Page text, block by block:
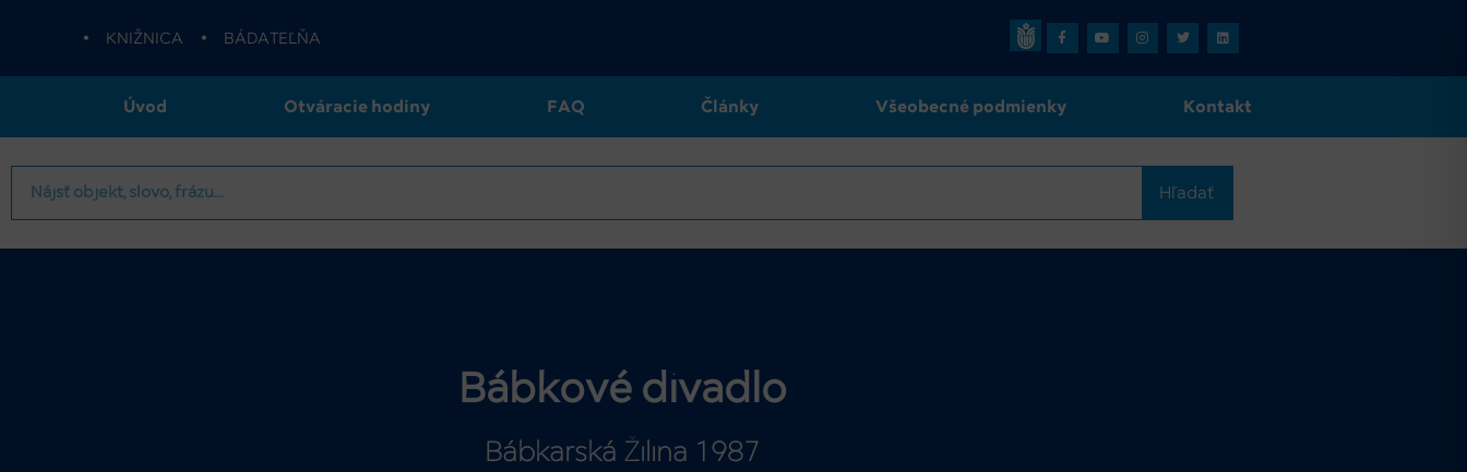
• KNIŽNICA • BÁDATEĽŇA
Úvod Otváracie hodiny FAQ Články Všeobecné podmienky Kontakt
Hľadať
Bábkové divadlo
Bábkarská Žilina 1987